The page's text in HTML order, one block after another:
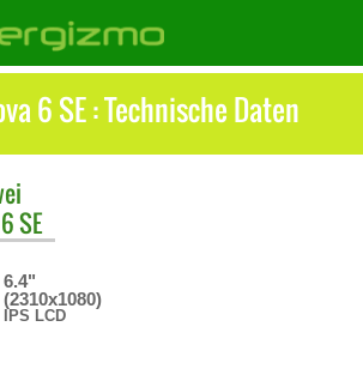
6 SE : Technische Daten
SE
6.4"
(2310x1080)
IPS LCD